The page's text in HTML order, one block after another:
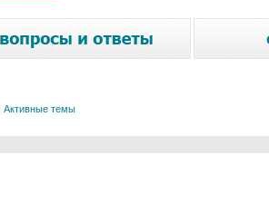
Активные темы